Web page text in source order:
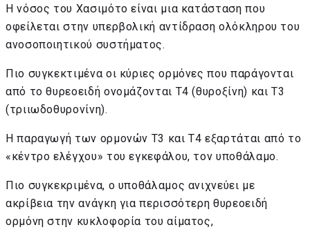
Η νόσος του Χασιμότο είναι μια κατάσταση που
οφείλεται στην υπερβολική αντίδραση ολόκληρου του
ανοσοποιητικού συστήματος.
Πιο συγκεκτιμένα οι κύριες ορμόνες που παράγονται
από το θυρεοειδή ονομάζονται T4 (θυροξίνη) και T3
(τριιωδοθυρονίνη).
Η παραγωγή των ορμονών Τ3 και Τ4 εξαρτάται από το
«κέντρο ελέγχου» του εγκεφάλου, τον υποθάλαμο.
Πιο συγκεκριμένα, ο υποθάλαμος ανιχνεύει με
ακρίβεια την ανάγκη για περισσότερη θυρεοειδή
ορμόνη στην κυκλοφορία του αίματος,